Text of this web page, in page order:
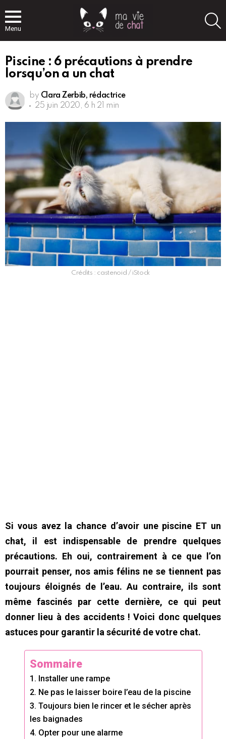
Menu
Piscine : 6 précautions à prendre
lorsqu’on a un chat
by Clara Zerbib, rédactrice
25 juin 2020, 6 h 21 min
Crédits : castenoid / iStock
Si vous avez la chance d’avoir une piscine ET un
chat, il est indispensable de prendre quelques
précautions. Eh oui, contrairement à ce que l’on
pourrait penser, nos amis félins ne se tiennent pas
toujours éloignés de l’eau. Au contraire, ils sont
même fascinés par cette dernière, ce qui peut
donner lieu à des accidents ! Voici donc quelques
astuces pour garantir la sécurité de votre chat.
Sommaire
1. Installer une rampe
2. Ne pas le laisser boire l’eau de la piscine
3. Toujours bien le rincer et le sécher après
les baignades
4. Opter pour une alarme